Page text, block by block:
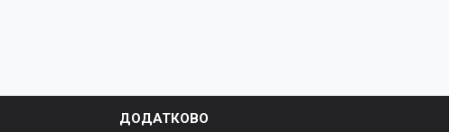
ДОДАТКОВО